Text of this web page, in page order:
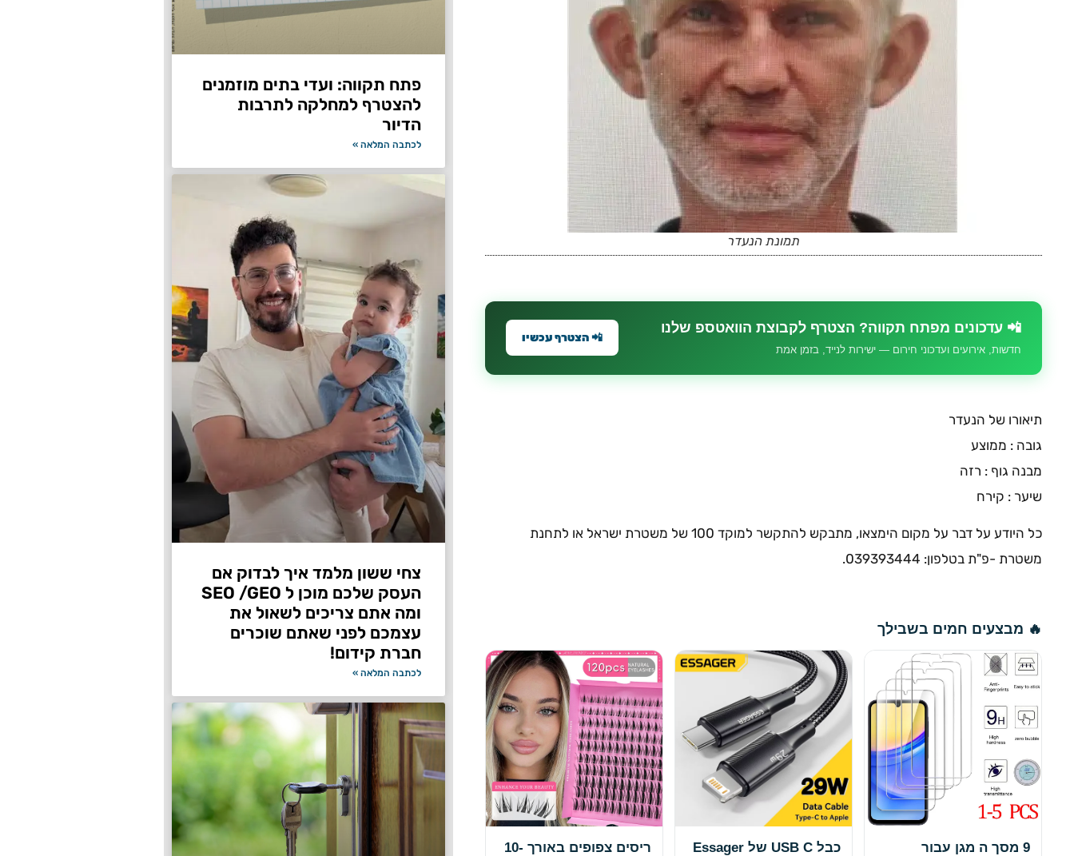
תמונת הנעדר
📲 עדכונים מפתח תקווה? הצטרף לקבוצת הוואטספ שלנו
חדשות, אירועים ועדכוני חירום — ישירות לנייד, בזמן אמת
📲 הצטרף עכשיו
תיאורו של הנעדר
גובה : ממוצע
מבנה גוף : רזה
שיער : קירח
כל היודע על דבר על מקום הימצאו, מתבקש להתקשר למוקד 100 של משטרת ישראל או לתחנת
משטרת -פ"ת בטלפון: 039393444.
🔥 מבצעים חמים בשבילך
9 מסך ה מגן עבור
כבל USB C של Essager
ריסים צפופים באורך 10-
פתח תקווה: ועדי בתים מוזמנים
להצטרף למחלקה לתרבות
הדיור
לכתבה המלאה »
צחי ששון מלמד איך לבדוק אם
העסק שלכם מוכן ל SEO /GEO
ומה אתם צריכים לשאול את
עצמכם לפני שאתם שוכרים
חברת קידום!
לכתבה המלאה »